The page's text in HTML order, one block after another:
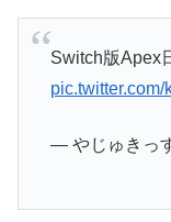
Switch版Apex
— やじゅきっ